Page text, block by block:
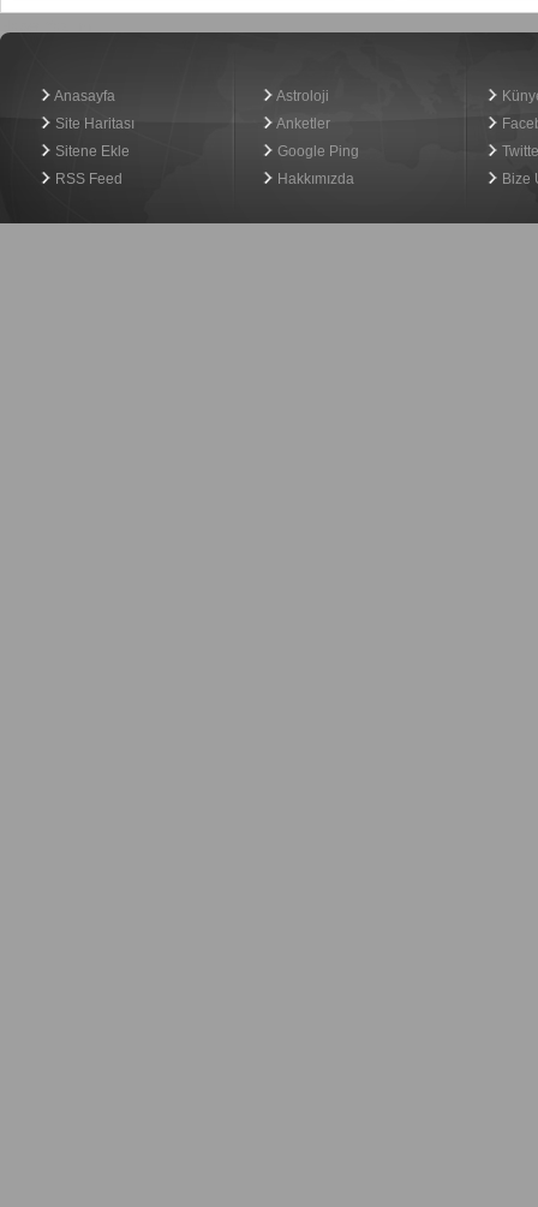
Anasayfa
Site Haritası
Sitene Ekle
RSS Feed
Astroloji
Anketler
Google Ping
Hakkımızda
Bize